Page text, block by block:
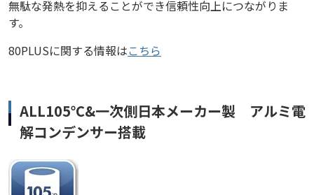
無駄な発熱を抑えることができ信頼性向上につながりま
す。
80PLUSに関する情報はこちら
ALL105℃&一次側日本メーカー製 アルミ電
解コンデンサー搭載